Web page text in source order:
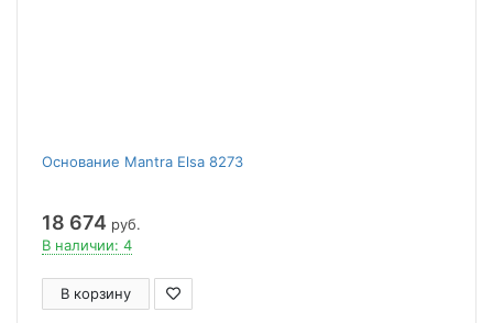
Основание Mantra Elsa 8273
18 674 руб.
В наличии: 4
В корзину